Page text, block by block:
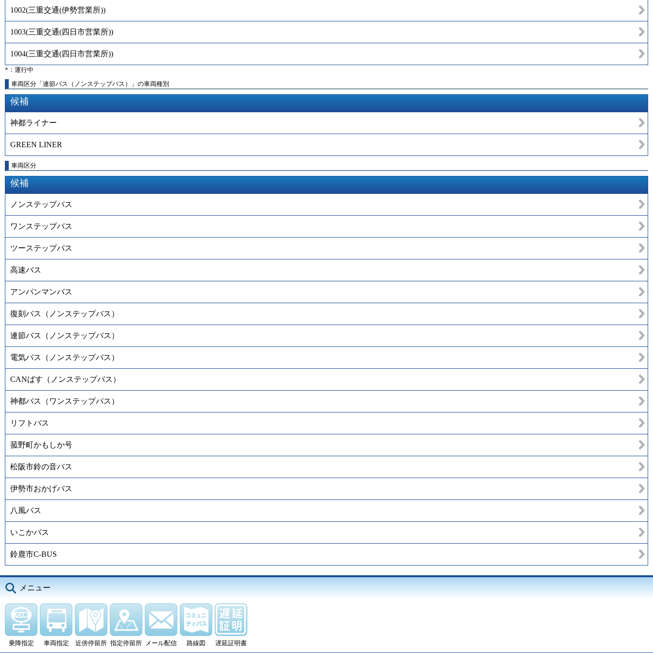
1002(三重交通(伊勢営業所))
1003(三重交通(四日市営業所))
1004(三重交通(四日市営業所))
*：運行中
車両区分「連節バス（ノンステップバス）」の車両種別
候補
神都ライナー
GREEN LINER
車両区分
候補
ノンステップバス
ワンステップバス
ツーステップバス
高速バス
アンパンマンバス
復刻バス（ノンステップバス）
連節バス（ノンステップバス）
電気バス（ノンステップバス）
CANばす（ノンステップバス）
神都バス（ワンステップバス）
リフトバス
菰野町かもしか号
松阪市鈴の音バス
伊勢市おかげバス
八風バス
いこかバス
鈴鹿市C-BUS
メニュー
乗降指定 車両指定 近傍停留所 指定停留所 メール配信 路線図 遅延証明書